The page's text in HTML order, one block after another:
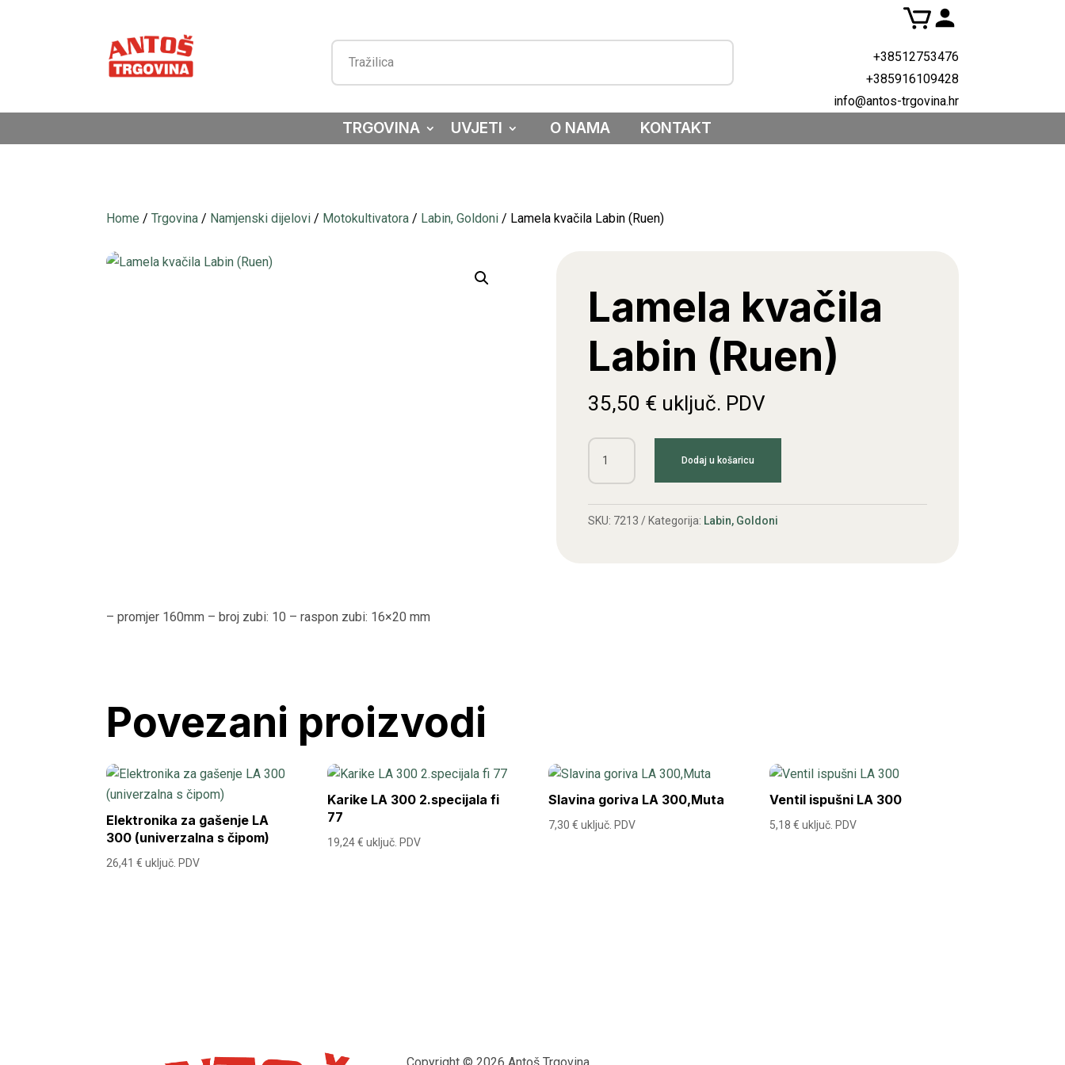
+38512753476
+385916109428
info@antos-trgovina.hr
TRGOVINA UVJETI O NAMA KONTAKT
Home /Trgovina / Namjenski dijelovi / Motokultivatora / Labin, Goldoni / Lamela kvačila Labin (Ruen)
Lamela kvačila
Labin (Ruen)
35,50 € uključ. PDV
Lamela
kvačila
(Ruen)
Dodaj u košaricu
SKU: 7213 Kategorija: Labin, Goldoni
– promjer 160mm – broj zubi: 10 – raspon zubi: 16×20 mm
Povezani proizvodi
Elektronika za gašenje LA
300 (univerzalna s čipom)
26,41€ uključ. PDV
Karike LA 300 2.specijala fi
77
19,24€ uključ. PDV
Slavina goriva LA 300,Muta
7,30€ uključ. PDV
Ventil ispušni LA 300
5,18€ uključ. PDV